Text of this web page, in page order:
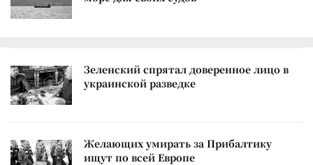
Зеленский спрятал доверенное лицо в
украинской разведке
Желающих умирать за Прибалтику
ищут по всей Европе